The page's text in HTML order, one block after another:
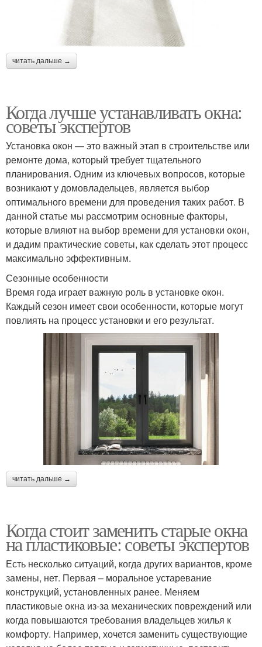
читать дальше →
Когда лучше устанавливать окна:
советы экспертов
Установка окон — это важный этап в строительстве или
ремонте дома, который требует тщательного
планирования. Одним из ключевых вопросов, которые
возникают у домовладельцев, является выбор
оптимального времени для проведения таких работ. В
данной статье мы рассмотрим основные факторы,
которые влияют на выбор времени для установки окон,
и дадим практические советы, как сделать этот процесс
максимально эффективным.
Сезонные особенности
Время года играет важную роль в установке окон.
Каждый сезон имеет свои особенности, которые могут
повлиять на процесс установки и его результат.
читать дальше →
Когда стоит заменить старые окна
на пластиковые: советы экспертов
Есть несколько ситуаций, когда других вариантов, кроме
замены, нет. Первая – моральное устаревание
конструкций, установленных ранее. Меняем
пластиковые окна из-за механических повреждений или
когда повышаются требования владельцев жилья к
комфорту. Например, хочется заменить существующие